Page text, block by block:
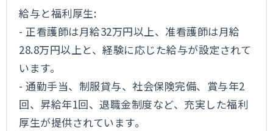
給与と福利厚生:
- 正看護師は月給32万円以上、准看護師は月給
28.8万円以上と、経験に応じた給与が設定されて
います。
- 通勤手当、制服貸与、社会保険完備、賞与年2
回、昇給年1回、退職金制度など、充実した福利
厚生が提供されています。